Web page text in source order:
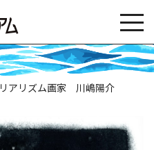
リアリズム画家 川嶋陽介